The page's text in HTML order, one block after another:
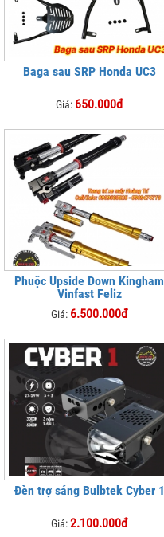
Baga sau SRP Honda UC3
Giá: 650.000đ
Phuộc Upside Down Kingham
Vinfast Feliz
Giá: 6.500.000đ
Đèn trợ sáng Bulbtek Cyber 1
Giá:2.100.000đ